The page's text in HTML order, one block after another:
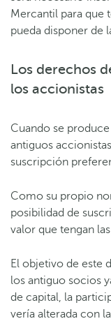
Mercantil para que
pueda disponer de
Los derechos
los accionistas
Cuando se
antiguos
suscripción
Como su propio
posibilidad de
valor que tengan
El objetivo de este
los antiguo socios
de capital, la
vería alterada con